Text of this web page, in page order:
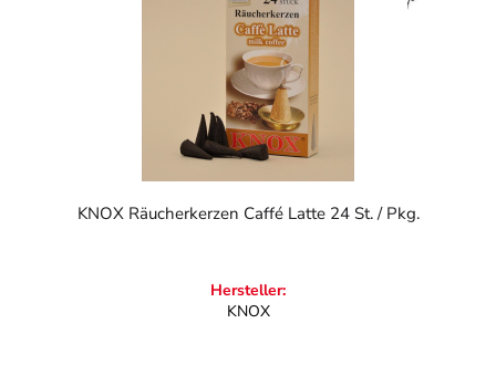
KNOX Räucherkerzen Caffé Latte 24 St. / Pkg.
Hersteller:
KNOX